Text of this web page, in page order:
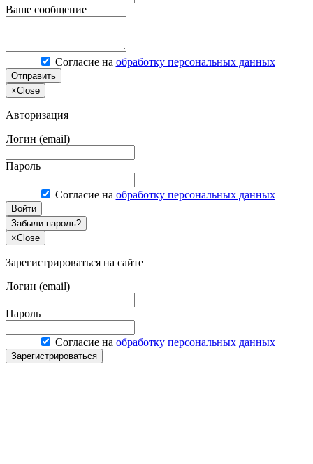
Ваше сообщение
Согласие на обработку персональных данных
Отправить
×Close
Авторизация
Логин (email)
Пароль
Согласие на обработку персональных данных
Войти
Забыли пароль?
×Close
Зарегистрироваться на сайте
Логин (email)
Пароль
Согласие на обработку персональных данных
Зарегистрироваться